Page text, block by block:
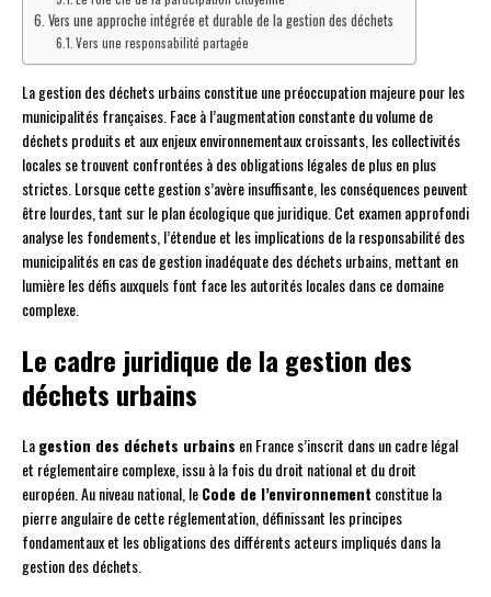
Vers une approche intégrée et durable de la gestion des déchets
Vers une responsabilité partagée
La gestion des déchets urbains constitue une préoccupation majeure pour les
municipalités françaises. Face à l’augmentation constante du volume de
déchets produits et aux enjeux environnementaux croissants, les collectivités
locales se trouvent confrontées à des obligations légales de plus en plus
strictes. Lorsque cette gestion s’avère insuffisante, les conséquences peuvent
être lourdes, tant sur le plan écologique que juridique. Cet examen approfondi
analyse les fondements, l’étendue et les implications de la responsabilité des
municipalités en cas de gestion inadéquate des déchets urbains, mettant en
lumière les défis auxquels font face les autorités locales dans ce domaine
complexe.
Le cadre juridique de la gestion des
déchets urbains
Lagestion des déchets urbains en France s’inscrit dans un cadre légal
et réglementaire complexe, issu à la fois du droit national et du droit
européen. Au niveau national, leCode de l’environnement constitue la
pierre angulaire de cette réglementation, définissant les principes
fondamentaux et les obligations des différents acteurs impliqués dans la
gestion des déchets.